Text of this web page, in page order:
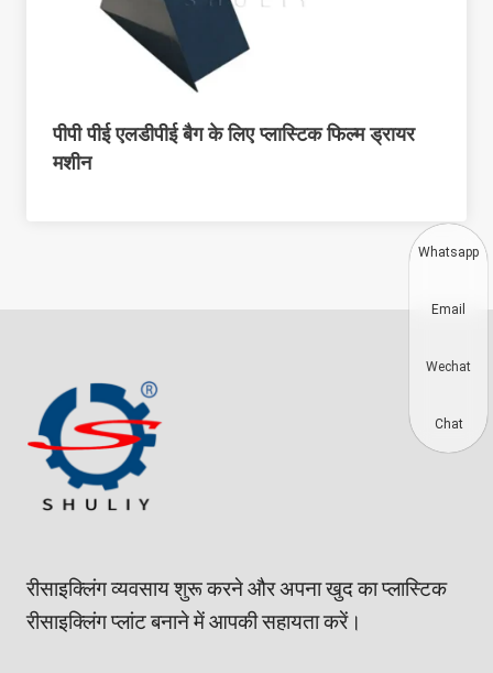
पीपी पीई एलडीपीई बैग के लिए प्लास्टिक फिल्म ड्रायर
मशीन
रीसाइक्लिंग व्यवसाय शुरू करने और अपना खुद का प्लास्टिक
रीसाइक्लिंग प्लांट बनाने में आपकी सहायता करें।
Whatsapp
Email
Wechat
Chat